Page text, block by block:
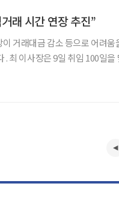
래 시간 연장 추진”
거래대금 감소 등으로 어려
7 거래